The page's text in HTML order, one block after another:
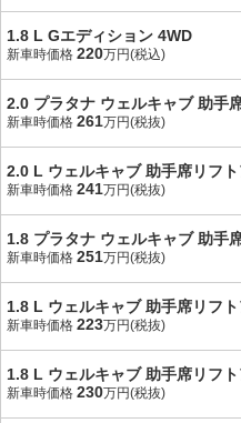
1.8 L Gエディション 4WD
新車時価格 220万円(税込)
2.0 プラタナ ウェルキャブ 助手
新車時価格 261万円(税抜)
2.0 L ウェルキャブ 助手席リフ
新車時価格 241万円(税抜)
1.8 プラタナ ウェルキャブ 助手
新車時価格 251万円(税抜)
1.8 L ウェルキャブ 助手席リフ
新車時価格 223万円(税抜)
1.8 L ウェルキャブ 助手席リフ
新車時価格 230万円(税抜)